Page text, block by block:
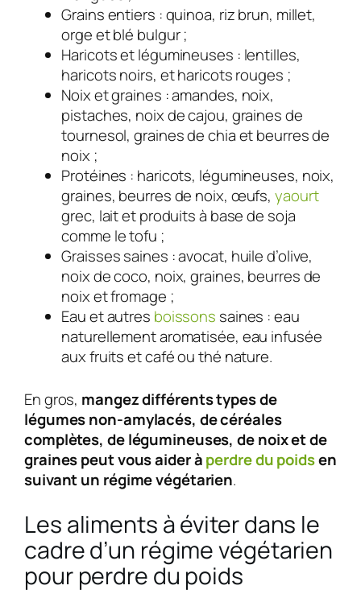
Grains entiers : quinoa, riz brun, millet,
orge et blé bulgur ;
Haricots et légumineuses : lentilles,
haricots noirs, et haricots rouges ;
Noix et graines : amandes, noix,
pistaches, noix de cajou, graines de
tournesol, graines de chia et beurres de
noix ;
Protéines : haricots, légumineuses, noix,
graines, beurres de noix, œufs,yaourt
grec, lait et produits à base de soja
comme le tofu ;
Graisses saines : avocat, huile d’olive,
noix de coco, noix, graines, beurres de
noix et fromage ;
Eau et autres boissons saines : eau
naturellement aromatisée, eau infusée
aux fruits et café ou thé nature.
En gros, mangez différents types de
légumes non-amylacés, de céréales
complètes, de légumineuses, de noix et de
graines peut vous aider àperdre du poidsen
suivant un régime végétarien.
Les aliments à éviter dans le
cadre d’un régime végétarien
pour perdre du poids